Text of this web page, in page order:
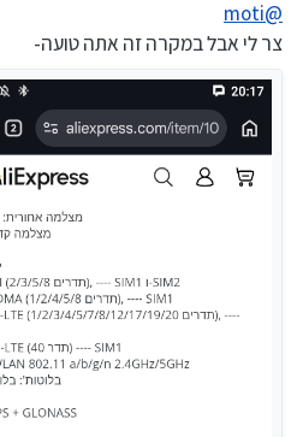
@
moti
צר לי אבל במקרה זה אתה טועה-